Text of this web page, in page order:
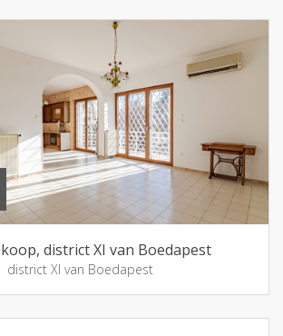
district XI van Boedapest
district XI van Boedapest